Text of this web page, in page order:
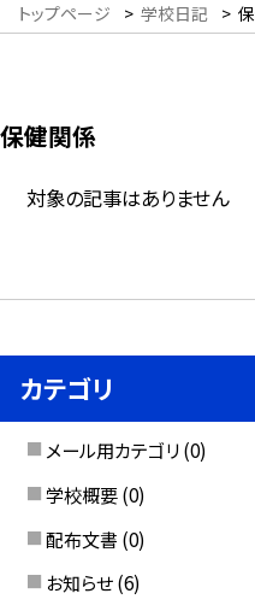
トップページ > 学校日記 >
保健関係
対象の記事はありません
カテゴリ
メール用カテゴリ (0)
学校概要 (0)
配布文書 (0)
お知らせ (6)